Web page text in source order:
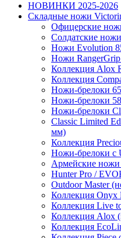
НОВИНКИ 2025-2026
Складные ножи
Офицерские
Солдатские
Ножи Evolution
Ножи
Коллекция Alox
Коллекция
Ножи-брелоки
Ножи-брелоки
Ножи-брелоки
Classic Limited
мм)
Коллекция
Ножи-брелоки с
Армейские
Hunter Pro /
Outdoor Master
Коллекция Onyx
Коллекция Live
Коллекция Alox
Коллекция